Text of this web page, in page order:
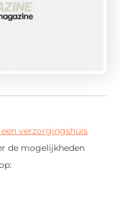
verzorgingshuis
de mogelijkheden